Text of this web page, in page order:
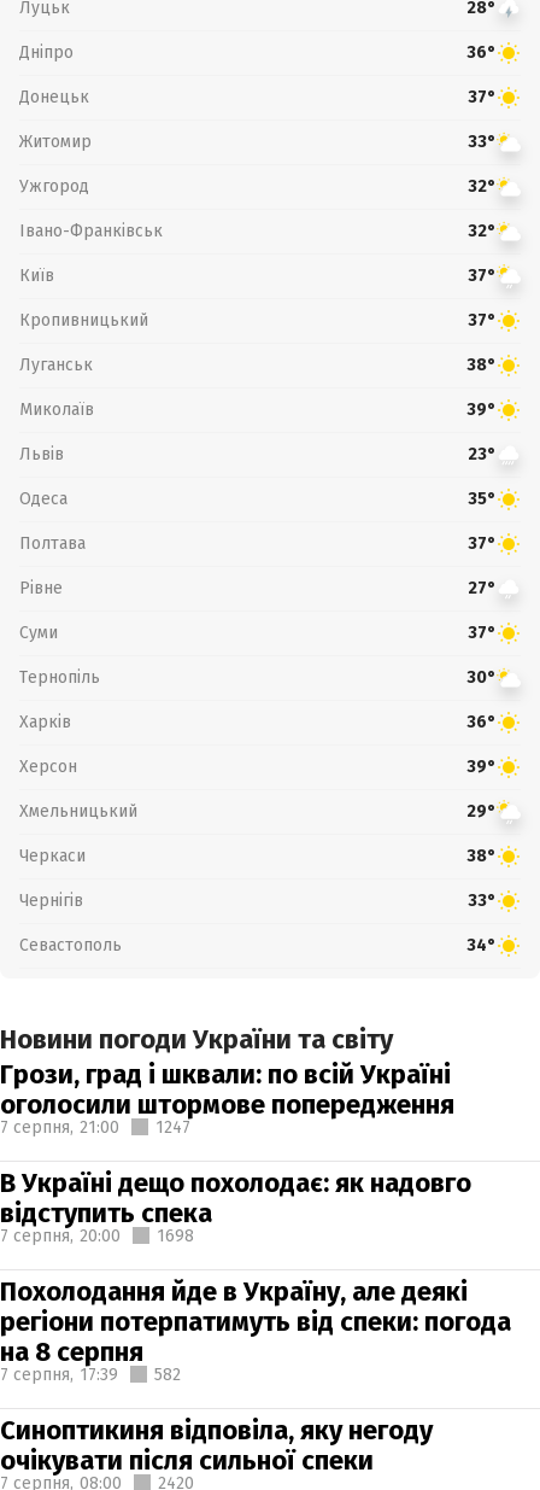
Луцьк 28°
Дніпро 36°
Донецьк 37°
Житомир 33°
Ужгород 32°
Івано-Франківськ 32°
Київ 37°
Кропивницький 37°
Луганськ 38°
Миколаїв 39°
Львів 23°
Одеса 35°
Полтава 37°
Рівне 27°
Суми 37°
Тернопіль 30°
Харків 36°
Херсон 39°
Хмельницький 29°
Черкаси 38°
Чернігів 33°
Севастополь 34°
Новини погоди України та світу
Грози, град і шквали: по всій Україні
оголосили штормове попередження
7 серпня, 21:00 1247
В Україні дещо похолодає: як надовго
відступить спека
7 серпня, 20:00 1698
Похолодання йде в Україну, але деякі
регіони потерпатимуть від спеки: погода
на 8 серпня
7 серпня, 17:39 582
Синоптикиня відповіла, яку негоду
очікувати після сильної спеки
7 серпня, 08:00 2420